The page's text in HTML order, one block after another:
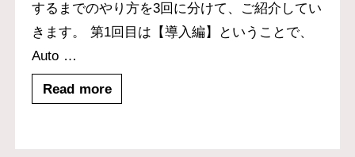
するまでのやり方を3回に分けて、ご紹介してい
きます。 第1回目は【導入編】ということで、
Auto …
Read more